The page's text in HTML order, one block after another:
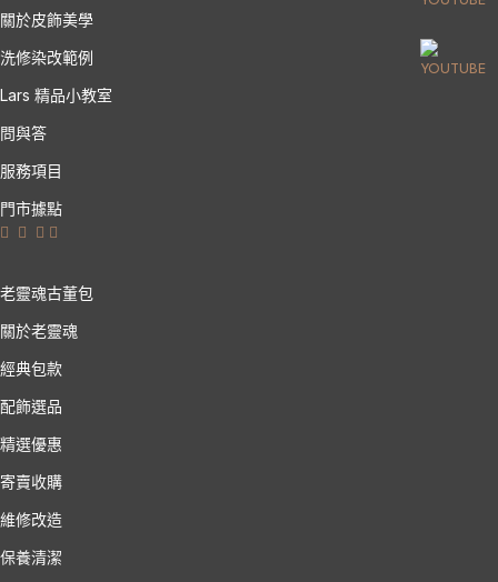
關於皮飾美學
洗修染改範例
Lars 精品小教室
問與答
服務項目
門市據點
老靈魂古董包
關於老靈魂
經典包款
配飾選品
精選優惠
寄賣收購
維修改造
保養清潔